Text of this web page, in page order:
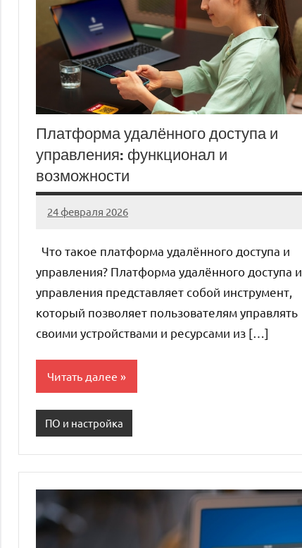
Платформа удалённого доступа и
управления: функционал и
возможности
24 февраля 2026
Avtor
Нет
Что такое платформа удалённого доступа и
управления? Платформа удалённого доступа и
управления представляет собой инструмент,
который позволяет пользователям управлять
своими устройствами и ресурсами из […]
Читать далее
ПО и настройка